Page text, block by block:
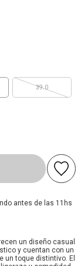
39.0
antes de las 11hs
un diseño casual
y cuentan con un
un toque distintivo. El